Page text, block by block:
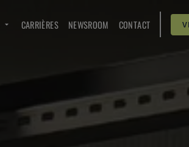
CARRIÈRES NEWSROOM CONTACT